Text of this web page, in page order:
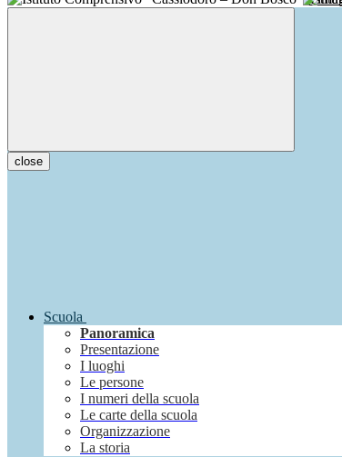
close
Scuola
Panoramica
Presentazione
I luoghi
Le persone
I numeri della scuola
Le carte della scuola
Organizzazione
La storia